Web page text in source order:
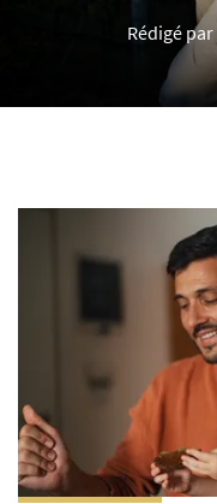
Rédigé par